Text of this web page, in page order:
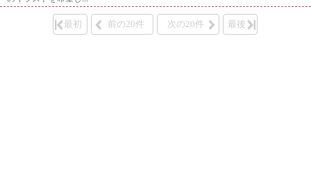
最初 前の20件 次の20件 最後